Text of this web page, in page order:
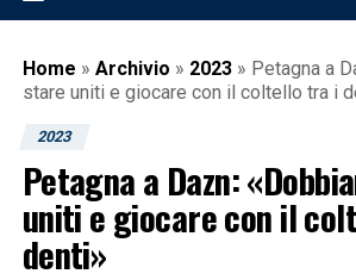
Home » Archivio » 2023 » Petagna a
stare uniti e giocare con il coltello tra i
2023
Petagna a Dazn:
uniti e giocare con il
denti»